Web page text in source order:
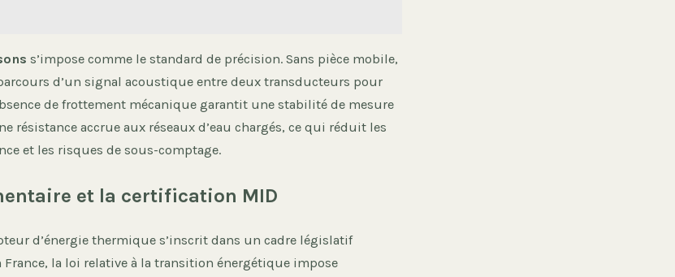
s’impose comme le standard de précision. Sans pièce mobile,
d’un signal acoustique entre deux transducteurs pour
de frottement mécanique garantit une stabilité de mesure
résistance accrue aux réseaux d’eau chargés, ce qui réduit les
et les risques de sous-comptage.
et la certification MID
d’énergie thermique s’inscrit dans un cadre législatif
France, la loi relative à la transition énergétique impose